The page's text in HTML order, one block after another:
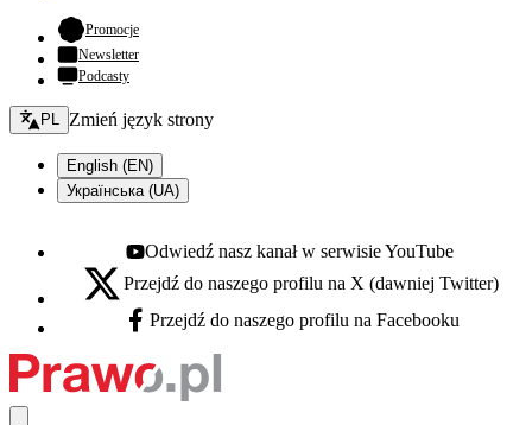
Promocje- otwiera się w nowej karcie
Newsletter
Podcasty
Zmień język - bieżący:
PL Zmień język strony
English (EN)
Українська (UA)
Youtube - otwiera się w nowej karcie
Odwiedź nasz kanał w serwisie YouTube
X - otwiera się w nowej karcie
Przejdź do naszego profilu na X (dawniej Twitter)
Facebook - otwiera się w nowej karcie
Przejdź do naszego profilu na Facebooku